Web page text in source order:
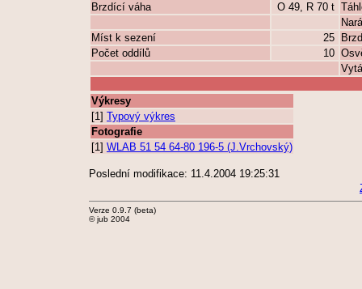
Brzdící váha
O 49, R 70 t
Míst k sezení
25
Počet oddílů
10
Výkresy
[1] Typový výkres
Fotografie
[1] WLAB 51 54 64-80 196-5 (J.Vrchovský)
Poslední modifikace: 11.4.2004 19:25:31
Verze 0.9.7 (beta)
© jub 2004